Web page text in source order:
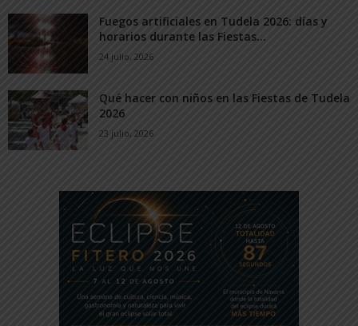
Fuegos artificiales en Tudela 2026: días y
horarios durante las Fiestas...
24 julio, 2026
Qué hacer con niños en las Fiestas de Tudela
2026
23 julio, 2026